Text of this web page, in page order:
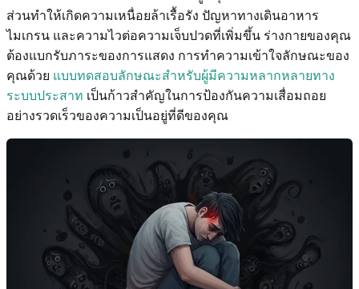
ส่วนทำให้เกิดความเหนื่อยล้าเรื้อรัง ปัญหาทางเดินอาหาร
ไมเกรน และความไวต่อความเจ็บปวดที่เพิ่มขึ้น ร่างกายของคุณ
ต้องแบกรับภาระของการแสดง การทำความเข้าใจลักษณะของ
คุณด้วย แบบทดสอบลักษณะสำหรับผู้มีความหลากหลายทาง
ระบบประสาท เป็นก้าวสำคัญในการป้องกันความเสื่อมถอย
อย่างรวดเร็วของความเป็นอยู่ที่ดีของคุณ